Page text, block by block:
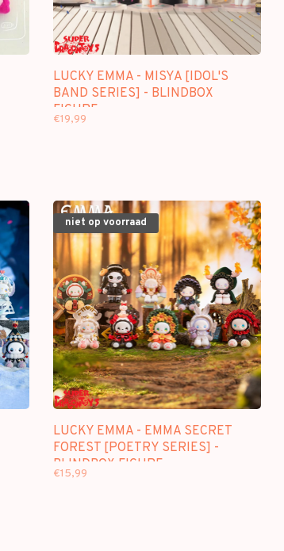
LUCKY EMMA - MISYA [IDOL'S
BAND SERIES] - BLINDBOX
FIGURE
€19,99
niet op voorraad
LUCKY EMMA - EMMA SECRET
FOREST [POETRY SERIES] -
BLINDBOX FIGURE
€15,99